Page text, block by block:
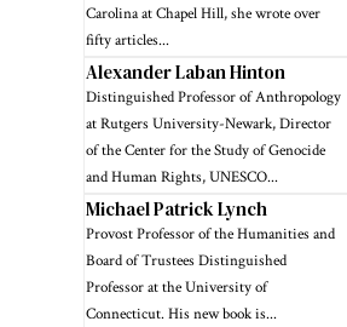
Carolina at Chapel Hill, she wrote over
fifty articles...
Alexander Laban Hinton
Distinguished Professor of Anthropology
at Rutgers University-Newark, Director
of the Center for the Study of Genocide
and Human Rights, UNESCO...
Michael Patrick Lynch
Provost Professor of the Humanities and
Board of Trustees Distinguished
Professor at the University of
Connecticut. His new book is...